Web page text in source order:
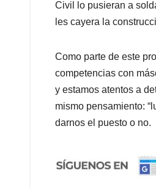
Civil lo pusieran a
les cayera la
Como parte de este
competencias con
y estamos atentos a
mismo pensamiento:
darnos el puesto o no.